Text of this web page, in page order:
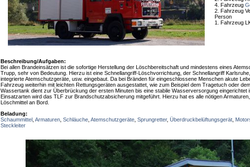
4. Fahrzeug
2. Fahrzeug
Person
1. Fahrzeug
Beschreibung/Aufgaben:
Bei allen Brandeinsätzen ist die sofortige Herstellung der Löschbereitschaft und mindestens eines
Trupp, sehr von Bedeutung. Hierzu ist eine Schnellangriff-Löschvorrichtung, der Schnellangriff
integrierte Atemschutzgeräte, usw. eingebaut. Da bei Bränden für eingeschlossene Menschen akute
Fahrzeug weiterhin mit leichten Rettungsgeräten ausgestattet, wie zum Beispiel dem Tragetuch oder
Wassertank dient zur Überbrückung der ersten Minuten bis eine stabile Wasserversorgung eingerichtet
Einsatzarten wird das TLF zur Brandschutzabsicherung mitgeführt. Hierzu hat es alle nötigen
Löschmittel an Bord.
Beladung:
Schaummittel, Armaturen, Schläuche, Atemschutzgeräte, Sprungretter, Überdruckbelüftungsgerät,
Steckleiter